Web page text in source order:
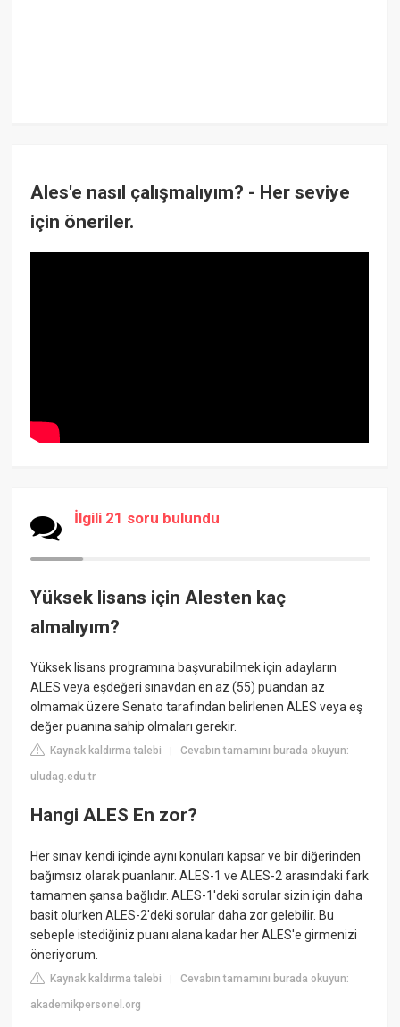
Ales'e nasıl çalışmalıyım? - Her seviye
için öneriler.
İlgili 21 soru bulundu
Yüksek lisans için Alesten kaç
almalıyım?
Yüksek lisans programına başvurabilmek için adayların
ALES veya eşdeğeri sınavdan en az (55) puandan az
olmamak üzere Senato tarafından belirlenen ALES veya eş
değer puanına sahip olmaları gerekir.
Kaynak kaldırma talebi |Cevabın tamamını burada okuyun:
uludag.edu.tr
Hangi ALES En zor?
Her sınav kendi içinde aynı konuları kapsar ve bir diğerinden
bağımsız olarak puanlanır. ALES-1 ve ALES-2 arasındaki fark
tamamen şansa bağlıdır. ALES-1'deki sorular sizin için daha
basit olurken ALES-2'deki sorular daha zor gelebilir. Bu
sebeple istediğiniz puanı alana kadar her ALES'e girmenizi
öneriyorum.
Kaynak kaldırma talebi |Cevabın tamamını burada okuyun:
akademikpersonel.org